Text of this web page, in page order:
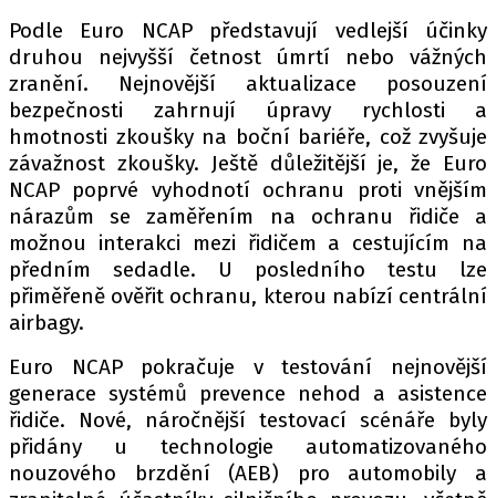
Máte příběh, fotku nebo video?
Pošlete e-mail na autoroad.cz
ETICKÝ KODEX
KONTAKT
VYDAVATEL
INZERCE
OSOBNÍ ÚDAJE / COOKIES
Provozovatelem serveru autoroad.cz je
INCORP MEDIA GROUP s.r.o., IČ: 118 23 054
Podle Euro NCAP představují vedlejší účinky
druhou nejvyšší četnost úmrtí nebo vážných
zranění. Nejnovější aktualizace posouzení
bezpečnosti zahrnují úpravy rychlosti a
hmotnosti zkoušky na boční bariéře, což zvyšuje
závažnost zkoušky. Ještě důležitější je, že Euro
NCAP poprvé vyhodnotí ochranu proti vnějším
nárazům se zaměřením na ochranu řidiče a
možnou interakci mezi řidičem a cestujícím na
předním sedadle. U posledního testu lze
přiměřeně ověřit ochranu, kterou nabízí centrální
airbagy.
Euro NCAP pokračuje v testování nejnovější
generace systémů prevence nehod a asistence
řidiče. Nové, náročnější testovací scénáře byly
přidány u technologie automatizovaného
nouzového brzdění (AEB) pro automobily a